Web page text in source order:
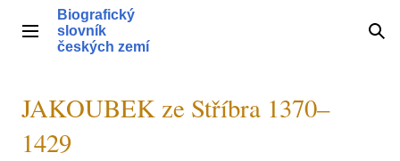
obsahHlavní menu
Biografický
slovník
českých zemí
JAKOUBEK ze Stříbra 1370–
1429